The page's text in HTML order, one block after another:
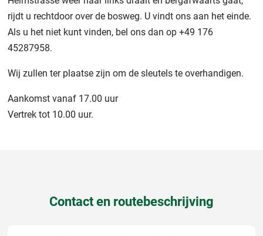
rijdt u rechtdoor over de bosweg. U vindt ons aan het einde.
Als u het niet kunt vinden, bel ons dan op +49 176
45287958.
Wij zullen ter plaatse zijn om de sleutels te overhandigen.
Aankomst vanaf 17.00 uur
Vertrek tot 10.00 uur.
Contact en routebeschrijving